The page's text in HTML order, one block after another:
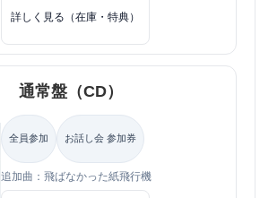
詳しく見る（在庫・特典）
通常盤（CD）
全員参加 お話し会 参加券
追加曲：飛ばなかった紙飛行機